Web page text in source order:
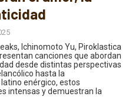
Ichinomoto Yu, Piroklastica
canciones que abordan
desde distintas perspectivas
hasta la
enérgico, estos
intensas y demuestran la